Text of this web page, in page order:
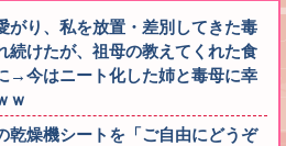
がり、私を放置・差別してきた毒
けたが、祖母の教えてくれた食
→今はニート化した姉と毒母に幸
ｗ
乾燥機シートを「ご自由にどうぞ